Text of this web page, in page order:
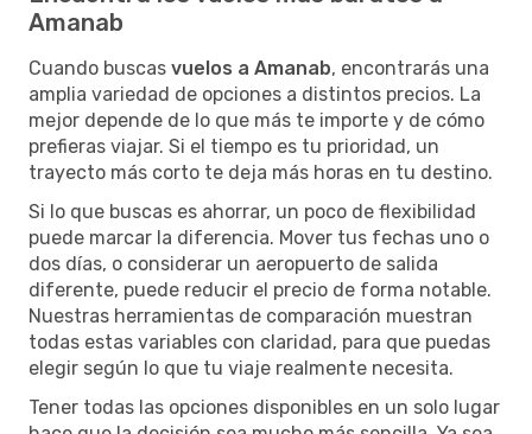
Amanab
Cuando buscas vuelos a Amanab, encontrarás una
amplia variedad de opciones a distintos precios. La
mejor depende de lo que más te importe y de cómo
prefieras viajar. Si el tiempo es tu prioridad, un
trayecto más corto te deja más horas en tu destino.
Si lo que buscas es ahorrar, un poco de flexibilidad
puede marcar la diferencia. Mover tus fechas uno o
dos días, o considerar un aeropuerto de salida
diferente, puede reducir el precio de forma notable.
Nuestras herramientas de comparación muestran
todas estas variables con claridad, para que puedas
elegir según lo que tu viaje realmente necesita.
Tener todas las opciones disponibles en un solo lugar